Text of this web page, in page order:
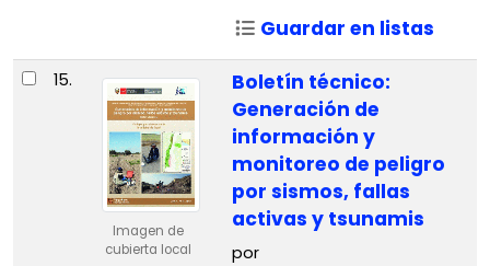
Guardar en listas
15.
Imagen de
cubierta local
Boletín técnico:
Generación de
información y
monitoreo de peligro
por sismos, fallas
activas y tsunamis
por